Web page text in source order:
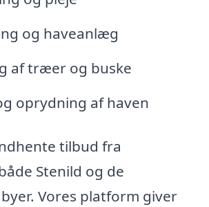
og haveanlæg
af træer og buske
oprydning af haven
tilbud fra
Stenild og de
Vores platform giver